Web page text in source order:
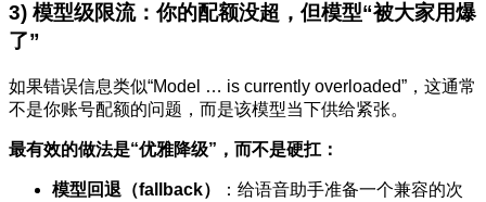
3) 模型级限流：你的配额没超，但模型“被大家用爆
了”
如果错误信息类似“Model … is currently overloaded”，这通常
不是你账号配额的问题，而是该模型当下供给紧张。
最有效的做法是“优雅降级”，而不是硬扛：
模型回退（fallback）
：给语音助手准备一个兼容的次